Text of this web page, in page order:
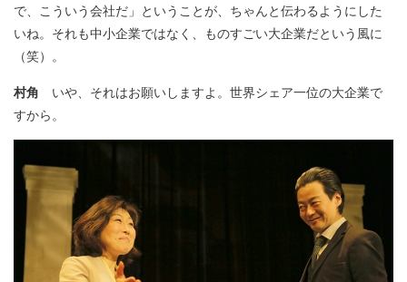
で、こういう会社だ」ということが、ちゃんと伝わるようにした
いね。それも中小企業ではなく、ものすごい大企業だという風に
（笑）。
村角 いや、それはお願いしますよ。世界シェア一位の大企業で
すから。